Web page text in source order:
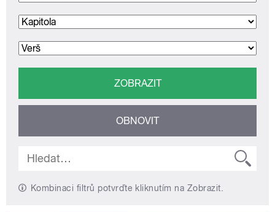
Kombinaci filtrů potvrďte kliknutím na Zobrazit.